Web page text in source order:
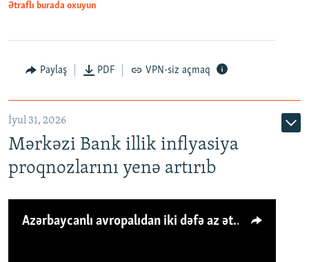
Ətraflı burada oxuyun
Paylaş PDF VPN-siz açmaq
İyul 31, 2026
Mərkəzi Bank illik inflyasiya
proqnozlarını yenə artırıb
Azərbaycanlı avropalıdan iki dəfə az ət yeyir, amma... 'Qiymət artımı qaçılmazdır'